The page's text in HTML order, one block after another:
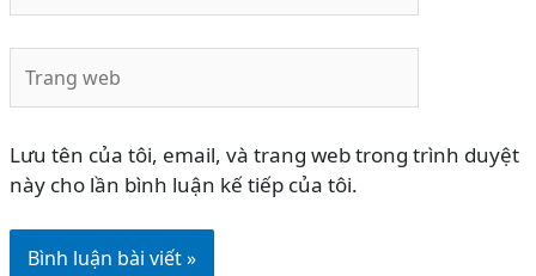
web
Lưu tên của tôi, email, và trang web trong trình duyệt
này cho lần bình luận kế tiếp của tôi.